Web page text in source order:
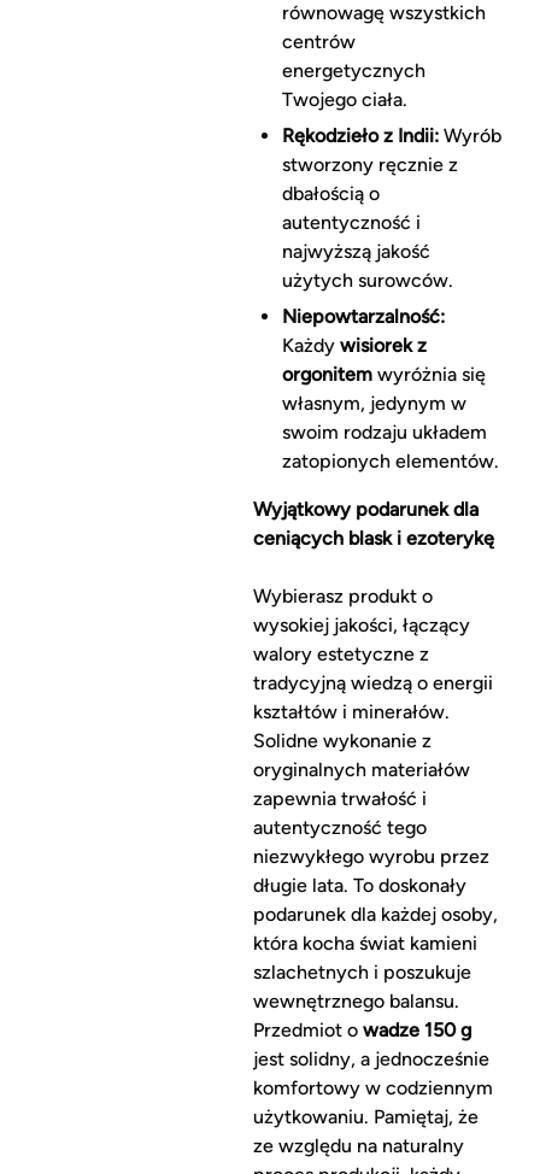
równowagę wszystkich
centrów
energetycznych
Twojego ciała.
Rękodzieło z Indii:Wyrób
stworzony ręcznie z
dbałością o
autentyczność i
najwyższą jakość
użytych surowców.
Niepowtarzalność:
Każdy wisiorek z
orgonitemwyróżnia się
własnym, jedynym w
swoim rodzaju układem
zatopionych elementów.
Wyjątkowy podarunek dla
ceniących blask i ezoterykę
Wybierasz produkt o
wysokiej jakości, łączący
walory estetyczne z
tradycyjną wiedzą o energii
kształtów i minerałów.
Solidne wykonanie z
oryginalnych materiałów
zapewnia trwałość i
autentyczność tego
niezwykłego wyrobu przez
długie lata. To doskonały
podarunek dla każdej osoby,
która kocha świat kamieni
szlachetnych i poszukuje
wewnętrznego balansu.
Przedmiot o wadze 150 g
jest solidny, a jednocześnie
komfortowy w codziennym
użytkowaniu. Pamiętaj, że
ze względu na naturalny